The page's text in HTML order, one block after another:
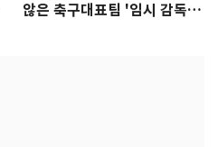
않은 축구대표팀 '임시 감독'